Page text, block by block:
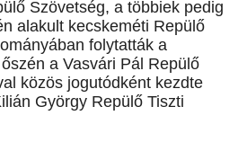
Szövetség, a többiek pedig
alakult kecskeméti Repülő
folytatták a
a Vasvári Pál Repülő
közös jogutódként kezdte
György Repülő Tiszti